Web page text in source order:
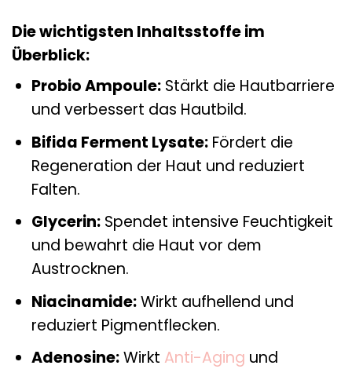
Die wichtigsten Inhaltsstoffe im
Überblick:
Probio Ampoule:Stärkt die Hautbarriere
und verbessert das Hautbild.
Bifida Ferment Lysate:Fördert die
Regeneration der Haut und reduziert
Falten.
Glycerin:Spendet intensive Feuchtigkeit
und bewahrt die Haut vor dem
Austrocknen.
Niacinamide:Wirkt aufhellend und
reduziert Pigmentflecken.
Adenosine:Wirkt Anti-Aging und